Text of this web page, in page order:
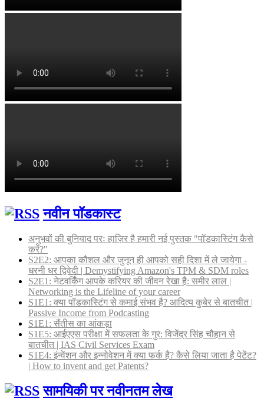
नवीन पॉडकास्ट
अनुभवों की बुनियाद परः हाज़िर है हमारी नई पुस्तक "पॉडकास्टिंग कैसे
करें?"
S2E2: आपका कौशल और जुनून ही आपको सही दिशा में ले जायेगा -
धरनी धर द्विवेदी | Demystifying Amazon's TPM & SDM roles
S2E1: नेटवर्किंग आपके करियर की जीवन रेखा है: समीर लाल |
Networking is the Lifeline of your career
S1E1: क्या पॉडकास्टिंग से कमाई संभव है? आदित्य कुबेर से बातचीत |
Passive Income from Podcasting
S1E1: सैंतीस का आंकड़ा
S1E5: आईएएस परीक्षा में सफलता के गुर: विजेंद्र सिंह चौहान से
बातचीत | IAS Civil Services Exam
S1E4: इंन्वेंशन और इन्नोवेशन में क्या फर्क है? कैसे लिया जाता है पेटेंट?
| How to invent and get Patents?
सामयिकी पर नवीनतम लेख